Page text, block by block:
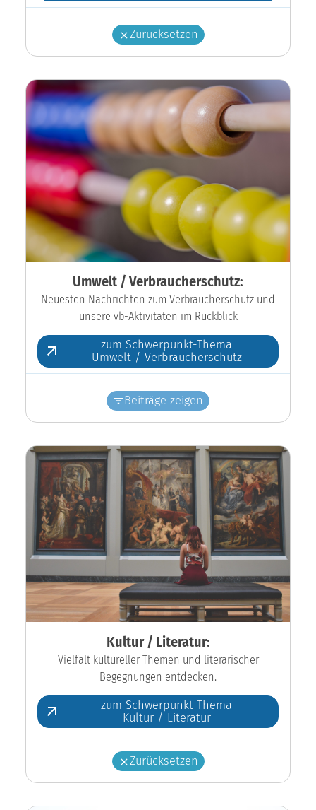
Zurücksetzen
Umwelt / Verbraucherschutz:
Neuesten Nachrichten zum Verbraucherschutz und
unsere vb-Aktivitäten im Rückblick
zum Schwerpunkt-Thema
Umwelt / Verbraucherschutz
Beiträge zeigen
Kultur / Literatur:
Vielfalt kultureller Themen und literarischer
Begegnungen entdecken.
zum Schwerpunkt-Thema
Kultur / Literatur
Zurücksetzen